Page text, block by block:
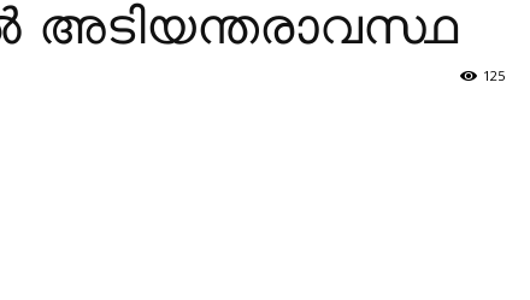
അടിയന്തരാവസ്ഥ
125